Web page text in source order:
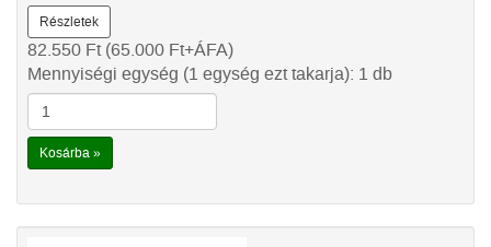
Részletek
82.550 Ft(65.000 Ft+ÁFA)
Mennyiségi egység (1 egység ezt takarja): 1 db
Kosárba »